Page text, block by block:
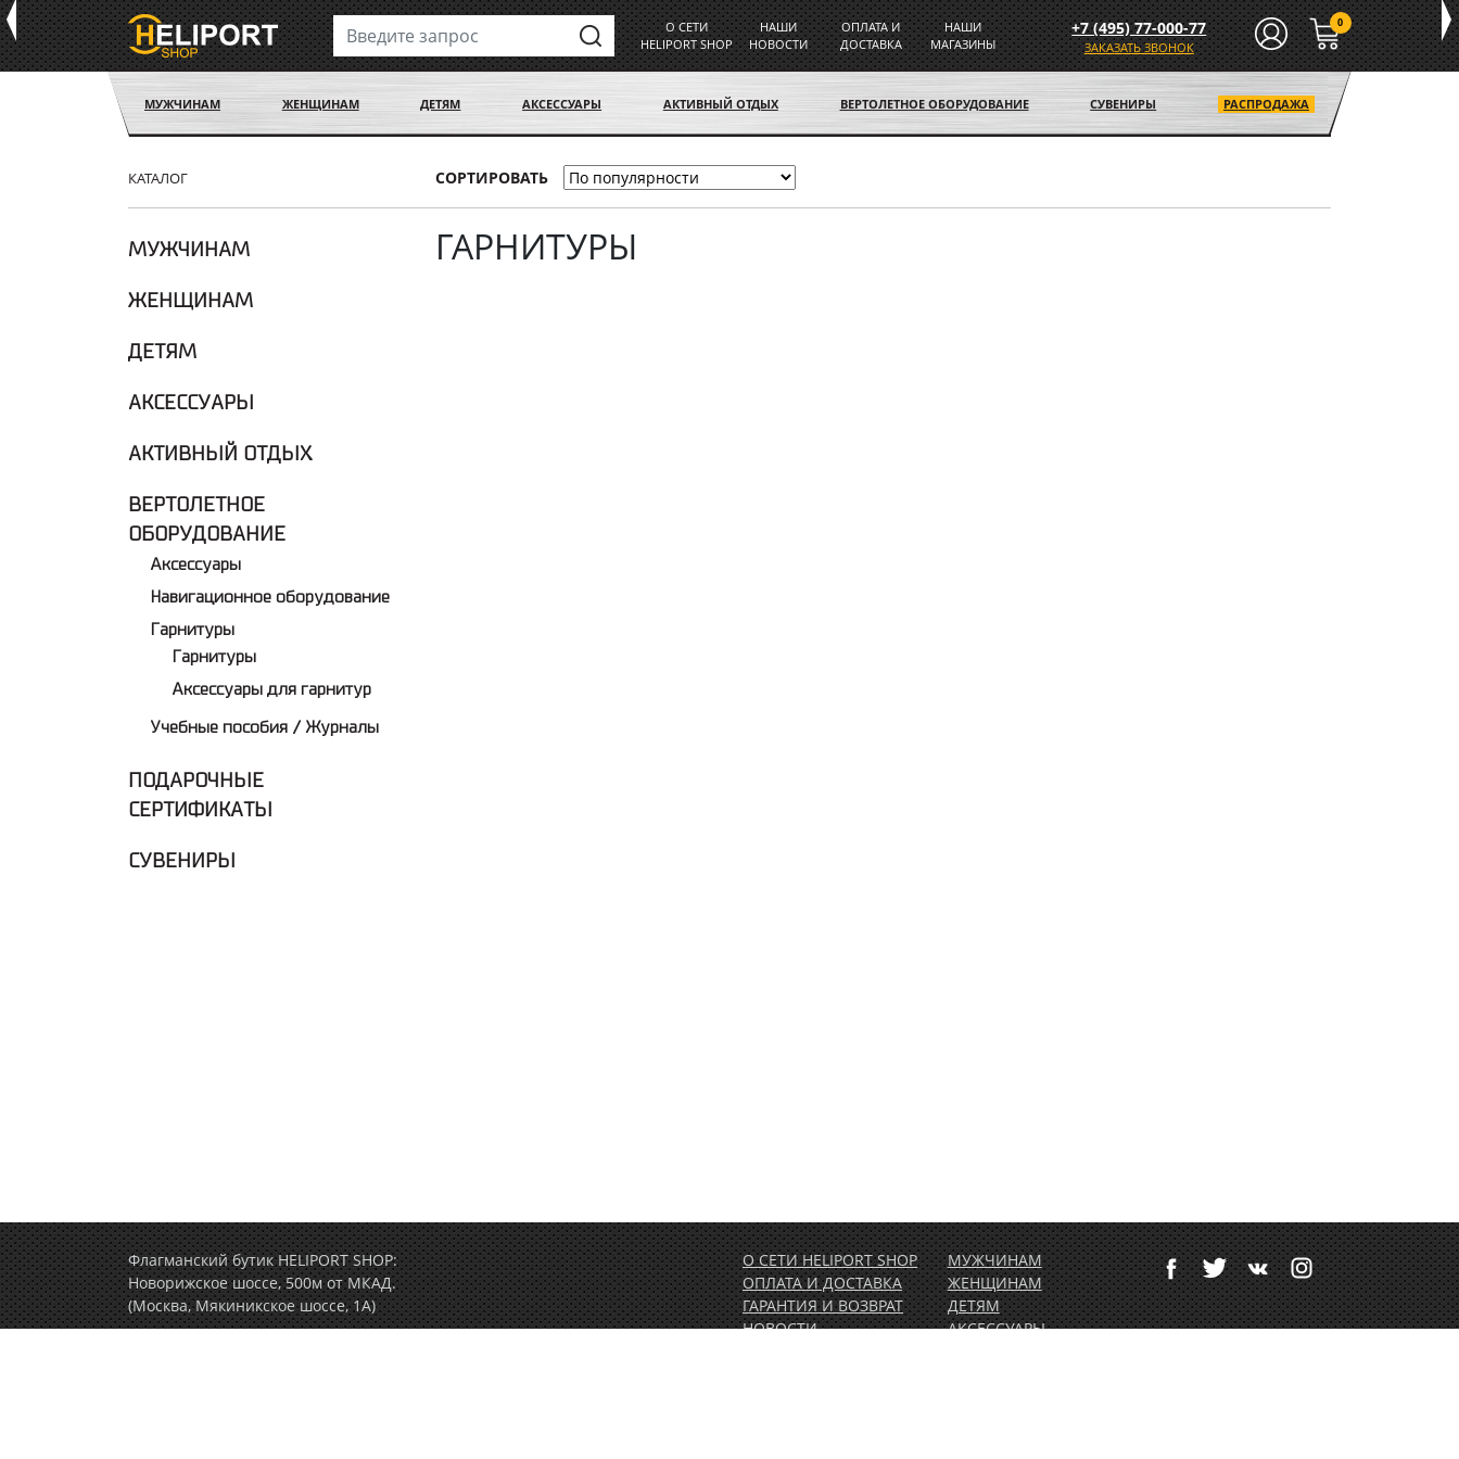
О СЕТИ
HELIPORT SHOP
НАШИ
НОВОСТИ
ОПЛАТА И
ДОСТАВКА
НАШИ
МАГАЗИНЫ
+7 (495) 77-000-77
ЗАКАЗАТЬ ЗВОНОК
0
МУЖЧИНАМ ЖЕНЩИНАМ ДЕТЯМ АКСЕССУАРЫ АКТИВНЫЙ ОТДЫХ ВЕРТОЛЕТНОЕ ОБОРУДОВАНИЕ СУВЕНИРЫ РАСПРОДАЖА
КАТАЛОГ СОРТИРОВАТЬ
МУЖЧИНАМ
ЖЕНЩИНАМ
ДЕТЯМ
АКСЕССУАРЫ
АКТИВНЫЙ ОТДЫХ
ВЕРТОЛЕТНОЕ
ОБОРУДОВАНИЕ
Аксессуары
Навигационное оборудование
Гарнитуры
Гарнитуры
Аксессуары для гарнитур
Учебные пособия / Журналы
ПОДАРОЧНЫЕ
СЕРТИФИКАТЫ
СУВЕНИРЫ
ГАРНИТУРЫ
Флагманский бутик HELIPORT SHOP:
Новорижское шоссе, 500м от МКАД.
(Москва, Мякиникское шоссе, 1А)
О СЕТИ HELIPORT SHOP
ОПЛАТА И ДОСТАВКА
ГАРАНТИЯ И ВОЗВРАТ
НОВОСТИ
МУЖЧИНАМ
ЖЕНЩИНАМ
ДЕТЯМ
АКСЕССУАРЫ